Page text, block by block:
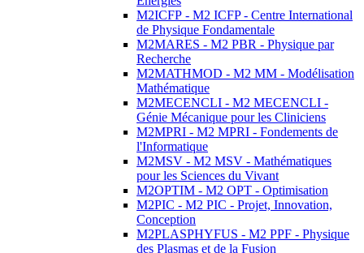
M2ICFP - M2 ICFP - Centre International
de Physique Fondamentale
M2MARES - M2 PBR - Physique par
Recherche
M2MATHMOD - M2 MM - Modélisation
Mathématique
M2MECENCLI - M2 MECENCLI -
Génie Mécanique pour les Cliniciens
M2MPRI - M2 MPRI - Fondements de
l'Informatique
M2MSV - M2 MSV - Mathématiques
pour les Sciences du Vivant
M2OPTIM - M2 OPT - Optimisation
M2PIC - M2 PIC - Projet, Innovation,
Conception
M2PLASPHYFUS - M2 PPF - Physique
des Plasmas et de la Fusion